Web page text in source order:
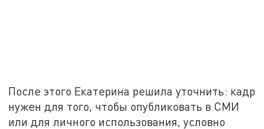
После этого Екатерина решила уточнить: кадр
нужен для того, чтобы опубликовать в СМИ
или для личного использования, условно